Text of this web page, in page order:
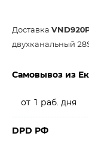
Доставка
двухканальный
Самовывоз из
от 1 раб. дня
DPD РФ